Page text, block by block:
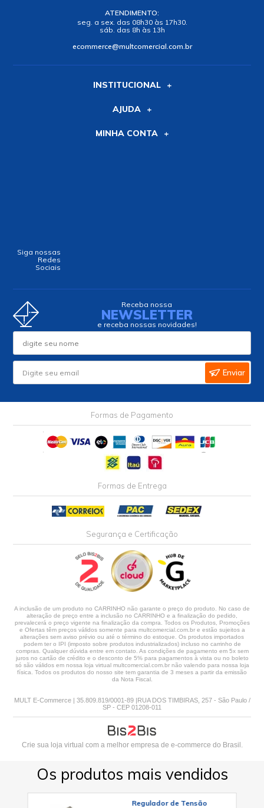
ATENDIMENTO:
seg. a sex. das 08h30 às 17h30.
sáb. das 8h às 13h
ecommerce@multcomercial.com.br
INSTITUCIONAL
AJUDA
MINHA CONTA
Siga nossas
Redes
Sociais
Receba nossa
NEWSLETTER
e receba nossas novidades!
Enviar
Formas de Pagamento
Formas de Entrega
Segurança e Certificação
A inclusão de um produto no CARRINHO não garante o preço do produto. No caso de
alteração de preço entre a inclusão no CARRINHO e a finalização do pedido,
prevalecerá o preço vigente na finalização da compra. Todos os Produtos, Promoções
e Ofertas têm preços válidos somente para multcomercial.com.br e estão sujeitos a
alterações sem aviso prévio ou até o término do estoque. Os produtos importados
podem ter o IPI (imposto sobre produtos industrializados) incluso no carrinho de
compras. Qualquer dúvida entre em contato. As condições de pagamento em 5x sem
juros no cartão de crédito e o desconto de 5% para pagamentos à vista ou no boleto
só são válidos em nossa loja virtual multcomercial.com.br não valendo para nossa loja
física. Todos os produtos do nosso site tem garantia de 3 meses a partir da emissão
da Nota Fiscal.
MULT E-Commerce | 35.809.819/0001-89 |RUA DOS TIMBIRAS, 257 - São Paulo /
SP - CEP 01208-011
Crie sua loja virtual com a melhor empresa de e-commerce do Brasil.
Os produtos mais vendidos
Regulador de Tensão